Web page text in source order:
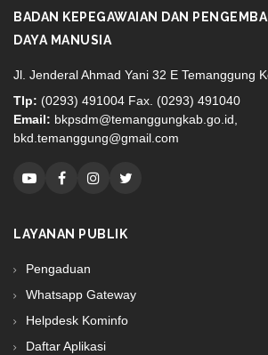
BADAN KEPEGAWAIAN DAN
DAYA MANUSIA
Jl. Jenderal Ahmad Yani 32 E Temanggung
Tlp: (0293) 491004 Fax. (0293) 491040
Email: bkpsdm@temanggungkab.go.id,
bkd.temanggung@gmail.com
LAYANAN PUBLIK
Pengaduan
Whatsapp Gateway
Helpdesk Kominfo
Daftar Aplikasi